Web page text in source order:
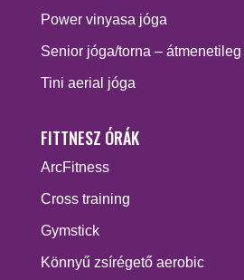
Power vinyasa jóga
Senior jóga/torna – átmenetileg
Tini aerial jóga
FITTNESZ ÓRÁK
ArcFitness
Cross training
Gymstick
Könnyű zsírégető aerobic